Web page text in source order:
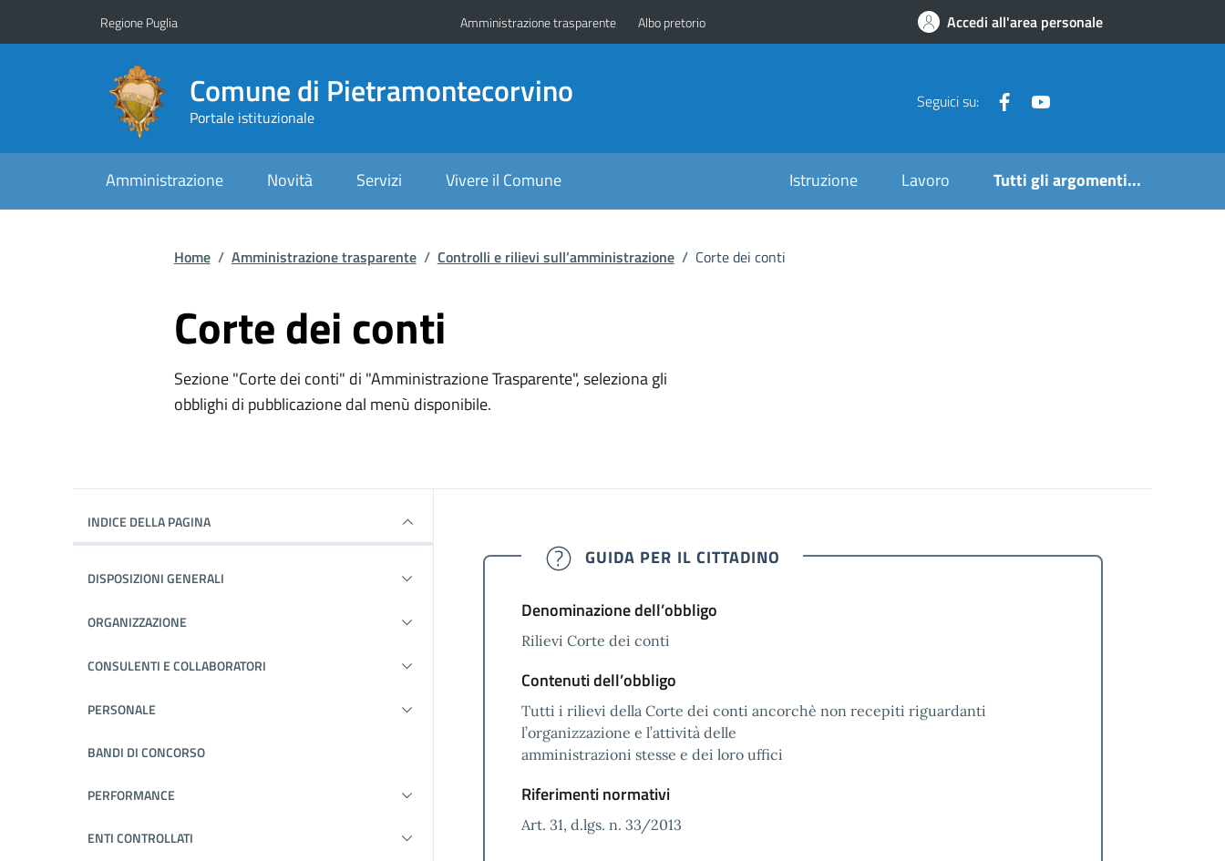
Regione Puglia Amministrazione trasparente Albo pretorio Accedi all'area personale
Comune di Pietramontecorvino
Portale istituzionale
Seguici su:
Amministrazione Novità Servizi Vivere il Comune Istruzione Lavoro Tutti gli argomenti...
Home / Amministrazione trasparente / Controlli e rilievi sull’amministrazione / Corte dei conti
Corte dei conti
Sezione "Corte dei conti" di "Amministrazione Trasparente", seleziona gli
obblighi di pubblicazione dal menù disponibile.
INDICE DELLA PAGINA
DISPOSIZIONI GENERALI
ORGANIZZAZIONE
CONSULENTI E COLLABORATORI
PERSONALE
BANDI DI CONCORSO
PERFORMANCE
ENTI CONTROLLATI
GUIDA PER IL CITTADINO
Denominazione dell’obbligo
Rilievi Corte dei conti
Contenuti dell’obbligo
Tutti i rilievi della Corte dei conti ancorchè non recepiti riguardanti
l’organizzazione e l’attività delle
amministrazioni stesse e dei loro uffici
Riferimenti normativi
Art. 31, d.lgs. n. 33/2013